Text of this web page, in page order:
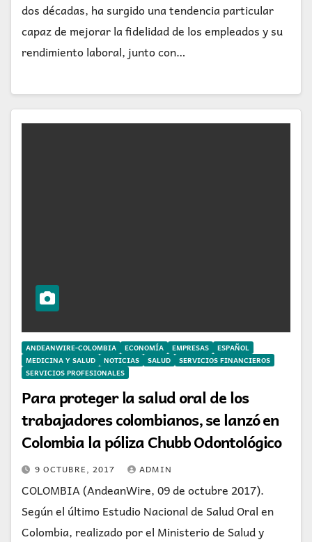
dos décadas, ha surgido una tendencia particular
capaz de mejorar la fidelidad de los empleados y su
rendimiento laboral, junto con…
ANDEANWIRE-COLOMBIA ECONOMÍA EMPRESAS
ESPAÑOL
MEDICINA Y SALUD
NOTICIAS SALUD
SERVICIOS FINANCIEROS
SERVICIOS PROFESIONALES
Para proteger la salud oral de los
trabajadores colombianos, se lanzó en
Colombia la póliza Chubb Odontológico
9 OCTUBRE, 2017 ADMIN
COLOMBIA (AndeanWire, 09 de octubre 2017).
Según el último Estudio Nacional de Salud Oral en
Colombia, realizado por el Ministerio de Salud y